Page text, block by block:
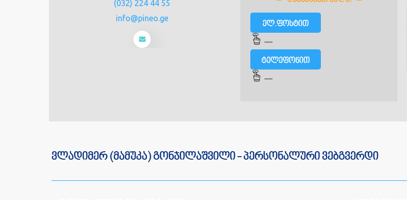
(032) 224 44 55
info@pineo.ge
ელ.ფოსტით
—
ტელეფონით
—
ვლადიმერ (მამუკა) გონჯილაშვილი - პერსონალური ვებგვერდი